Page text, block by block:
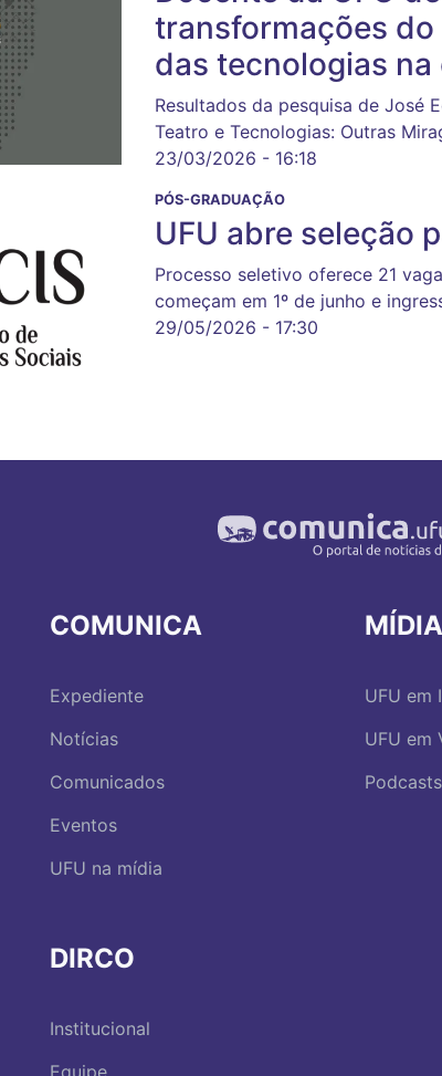
transformações
das tecnologias na
Resultados da pesquisa de José
Teatro e Tecnologias: Outras
23/03/2026 - 16:18
PÓS-GRADUAÇÃO
UFU abre seleção
Processo seletivo oferece 21
começam em 1º de junho e
29/05/2026 - 17:30
COMUNICA
Expediente
Notícias
Comunicados
Eventos
UFU na mídia
DIRCO
Institucional
UFU em
UFU em
Podcasts